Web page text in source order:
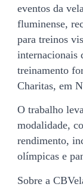
eventos da
fluminense,
para treinos
internacionais
treinamento
Charitas, em
O trabalho
modalidade,
rendimento,
olímpicas e
Sobre a